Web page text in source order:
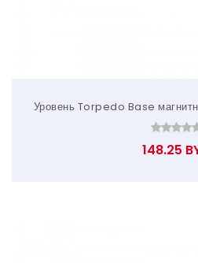
Уровень Torpedo Base
148.25